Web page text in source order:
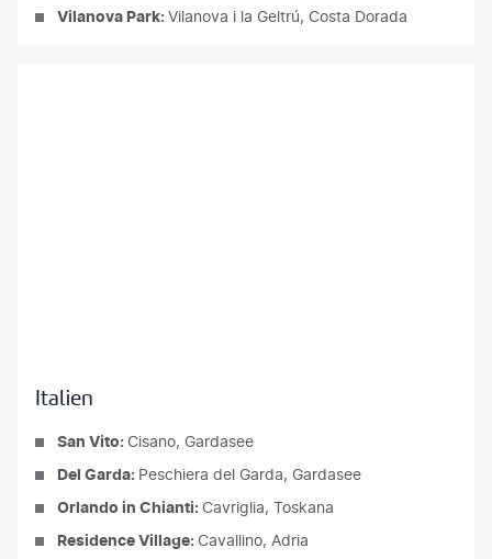
Vilanova Park: Vilanova i la Geltrú, Costa Dorada
Italien
San Vito: Cisano, Gardasee
Del Garda: Peschiera del Garda, Gardasee
Orlando in Chianti: Cavriglia, Toskana
Residence Village: Cavallino, Adria